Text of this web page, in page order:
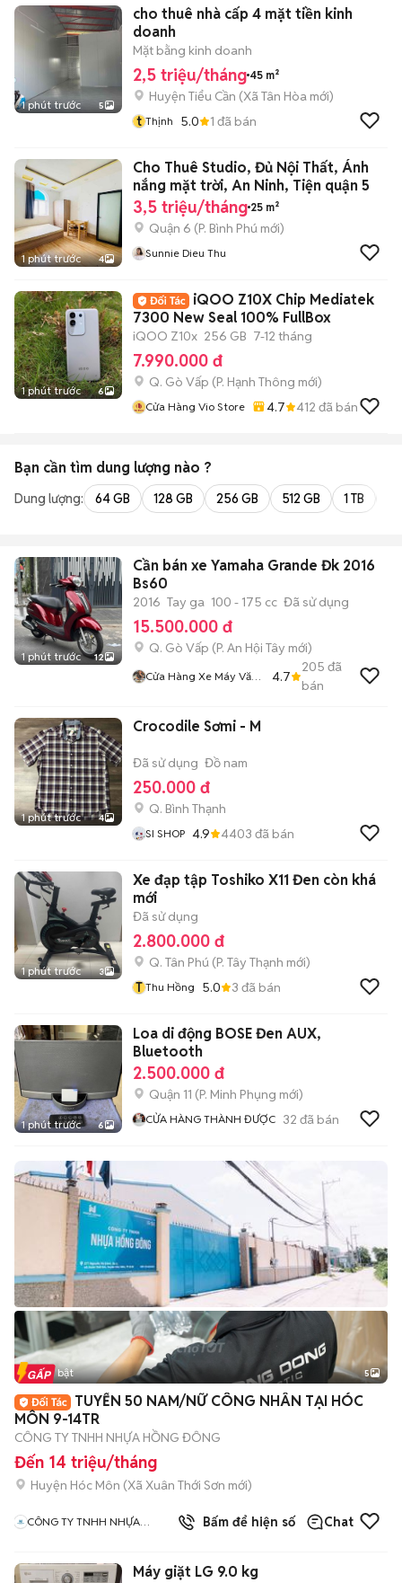
1 phút trước 5
cho thuê nhà cấp 4 mặt tiền kinh
doanh
Mặt bằng kinh doanh
2,5 triệu/tháng 45 m²
Huyện Tiểu Cần (Xã Tân Hòa mới)
t Thịnh 5.0 1 đã bán
1 phút trước 4
Cho Thuê Studio, Đủ Nội Thất, Ánh
nắng mặt trời, An Ninh, Tiện quận 5
3,5 triệu/tháng 25 m²
Quận 6 (P. Bình Phú mới)
Sunnie Dieu Thu
1 phút trước 6
iQOO Z10X Chip Mediatek
7300 New Seal 100% FullBox
iQOO Z10x 256 GB 7-12 tháng
7.990.000 đ
Q. Gò Vấp (P. Hạnh Thông mới)
Cửa Hàng Vio Store 4.7 412 đã bán
Bạn cần tìm dung lượng nào ?
Dung lượng: 64 GB 128 GB 256 GB 512 GB 1 TB
1 phút trước 12
Cần bán xe Yamaha Grande Đk 2016
Bs60
2016 Tay ga 100 - 175 cc Đã sử dụng
15.500.000 đ
Q. Gò Vấp (P. An Hội Tây mới)
Cửa Hàng Xe Máy Văn
4.7
205 đã
bán
1 phút trước 4
Crocodile Sơmi - M
Đã sử dụng Đồ nam
250.000 đ
Q. Bình Thạnh
SI SHOP 4.9 4403 đã bán
1 phút trước 3
Xe đạp tập Toshiko X11 Đen còn khá
mới
Đã sử dụng
2.800.000 đ
Q. Tân Phú (P. Tây Thạnh mới)
T Thu Hồng 5.0 3 đã bán
1 phút trước 6
Loa di động BOSE Đen AUX,
Bluetooth
2.500.000 đ
Quận 11 (P. Minh Phụng mới)
CỬA HÀNG THÀNH ĐƯỢC 32 đã bán
Tin nổi bật 5
TUYỂN 50 NAM/NỮ CÔNG NHÂN TẠI HÓC
MÔN 9-14TR
CÔNG TY TNHH NHỰA HỒNG ĐÔNG
Đến 14 triệu/tháng
Huyện Hóc Môn (Xã Xuân Thới Sơn mới)
CÔNG TY TNHH NHỰA
Bấm để hiện số Chat
Máy giặt LG 9.0 kg